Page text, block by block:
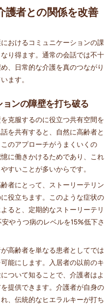
護者との関係を改善
おけるコミュニケーションの課
り得ます。通常の会話では不十
、日常的な介護を真のつながり
ます。
ンの障壁を打ち破る
克服するのに役立つ共有空間を
を共有すると、自然に高齢者と
のアプローチがうまくいくの
に働きかけるためであり、これ
すいことが多いからです。
者にとって、ストーリーテリン
役立ちます。このような症状の
ると、定期的なストーリーテリ
やうつ病のレベルを15%低下さ
高齢者を単なる患者としてでは
能にします。入居者の以前のキ
ついて知ることで、介護者はよ
提供できます。介護者が自身の
、伝統的なヒエラルキーが打ち